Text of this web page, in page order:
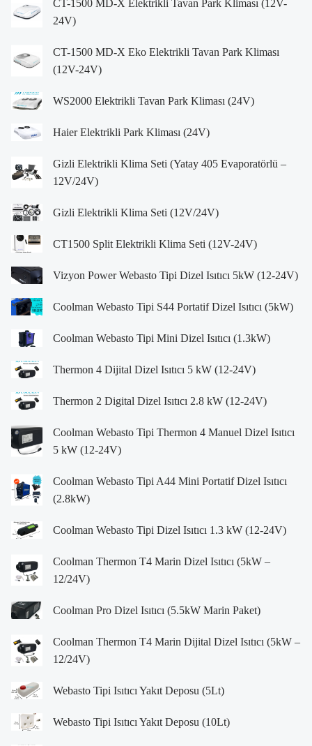
CT-1500 MD-X Elektrikli Tavan Park Kliması (12V-
24V)
CT-1500 MD-X Eko Elektrikli Tavan Park Kliması
(12V-24V)
WS2000 Elektrikli Tavan Park Kliması (24V)
Haier Elektrikli Park Kliması (24V)
Gizli Elektrikli Klima Seti (Yatay 405 Evaporatörlü –
12V/24V)
Gizli Elektrikli Klima Seti (12V/24V)
CT1500 Split Elektrikli Klima Seti (12V-24V)
Vizyon Power Webasto Tipi Dizel Isıtıcı 5kW (12-24V)
Coolman Webasto Tipi S44 Portatif Dizel Isıtıcı (5kW)
Coolman Webasto Tipi Mini Dizel Isıtıcı (1.3kW)
Thermon 4 Dijital Dizel Isıtıcı 5 kW (12-24V)
Thermon 2 Digital Dizel Isıtıcı 2.8 kW (12-24V)
Coolman Webasto Tipi Thermon 4 Manuel Dizel Isıtıcı
5 kW (12-24V)
Coolman Webasto Tipi A44 Mini Portatif Dizel Isıtıcı
(2.8kW)
Coolman Webasto Tipi Dizel Isıtıcı 1.3 kW (12-24V)
Coolman Thermon T4 Marin Dizel Isıtıcı (5kW –
12/24V)
Coolman Pro Dizel Isıtıcı (5.5kW Marin Paket)
Coolman Thermon T4 Marin Dijital Dizel Isıtıcı (5kW –
12/24V)
Webasto Tipi Isıtıcı Yakıt Deposu (5Lt)
Webasto Tipi Isıtıcı Yakıt Deposu (10Lt)